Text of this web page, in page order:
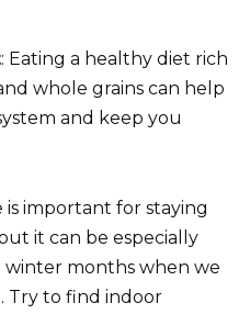
: Eating a healthy diet rich
whole grains can help
and keep you
is important for staying
it can be especially
months when we
Try to find indoor